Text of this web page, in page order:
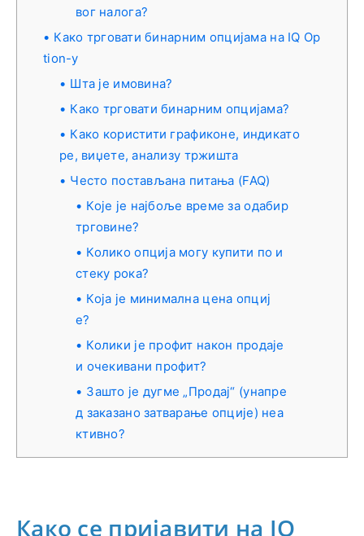
вог налога?
Како трговати бинарним опцијама на IQ Op
tion-у
Шта је имовина?
Како трговати бинарним опцијама?
Како користити графиконе, индикато
ре, виџете, анализу тржишта
Често постављана питања (FAQ)
Које је најбоље време за одабир
трговине?
Колико опција могу купити по и
стеку рока?
Која је минимална цена опциј
е?
Колики је профит након продаје
и очекивани профит?
Зашто је дугме „Продај“ (унапре
д заказано затварање опције) неа
ктивно?
Како се пријавити на IQ